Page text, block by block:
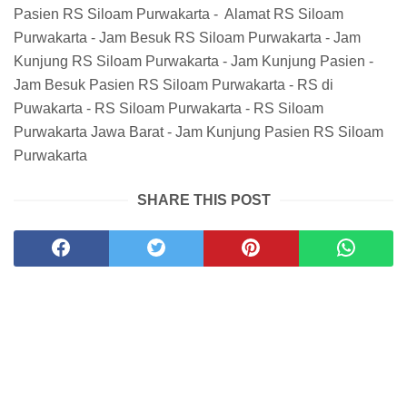
Pasien RS Siloam Purwakarta - Alamat RS Siloam
Purwakarta - Jam Besuk RS Siloam Purwakarta - Jam
Kunjung RS Siloam Purwakarta - Jam Kunjung Pasien -
Jam Besuk Pasien RS Siloam Purwakarta - RS di
Puwakarta - RS Siloam Purwakarta - RS Siloam
Purwakarta Jawa Barat - Jam Kunjung Pasien RS Siloam
Purwakarta
SHARE THIS POST